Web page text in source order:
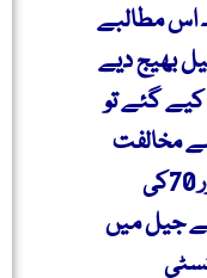
اس مطالبے
بھیج دیے
گئے تو
مخالفت
کی، اس کے نتیجے میں 60 اور 70کی
نے جیل میں